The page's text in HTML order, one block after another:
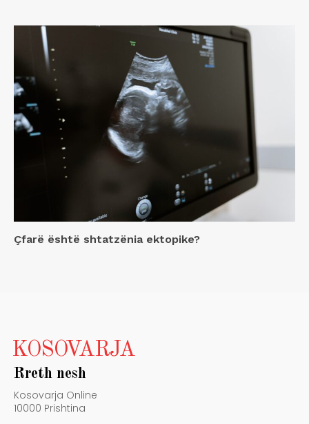
Çfarë është shtatzënia ektopike?
KOSOVARJA
Rreth nesh
Kosovarja Online
10000 Prishtina